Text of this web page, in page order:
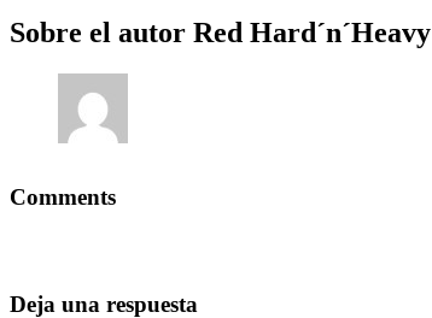
Sobre el autor Red Hard´n´Heavy
Comments
Deja una respuesta